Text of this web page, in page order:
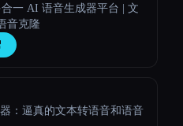
合一 AI 语音生成器平台 | 文
音克隆
：逼真的文本转语音和语音